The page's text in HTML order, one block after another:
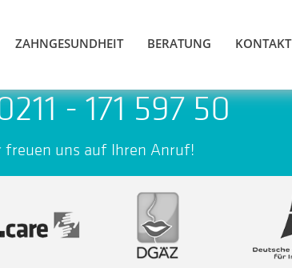
ZAHNGESUNDHEIT BERATUNG KONTAKT
- 171 597 50
freuen uns auf Ihren Anruf!